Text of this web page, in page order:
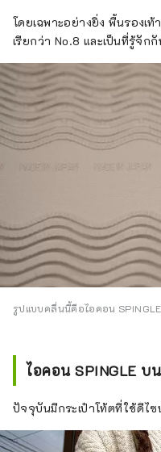
โดยเฉพาะอย่างยิ่ง พื้นรองเ
เรียกว่า No.8 และเป็นที่รู้จัก
รูปแบบคลื่นนี้คือไอคอน
ไอคอน SPINGLE บ
ปัจจุบันมีกระเป๋าโท้ตที่ใช้ดีไซ